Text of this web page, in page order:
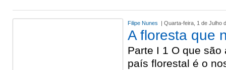
Filipe Nunes | Quarta-feira, 1 de Julho
A floresta que
Parte I 1 O que
país florestal é o